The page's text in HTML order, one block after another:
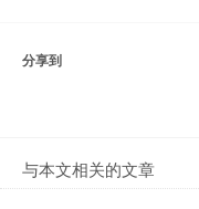
分享到
与本文相关的文章